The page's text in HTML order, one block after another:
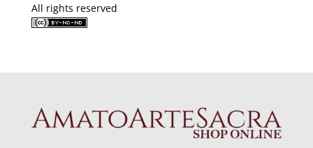
All rights reserved